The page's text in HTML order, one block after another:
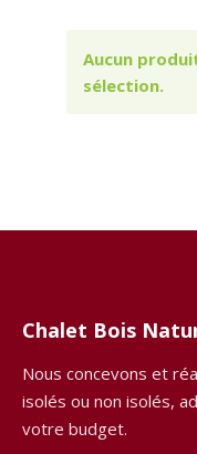
Aucun
sélection.
Chalet Bois
Nous concevons et
isolés ou non isolés,
votre budget.